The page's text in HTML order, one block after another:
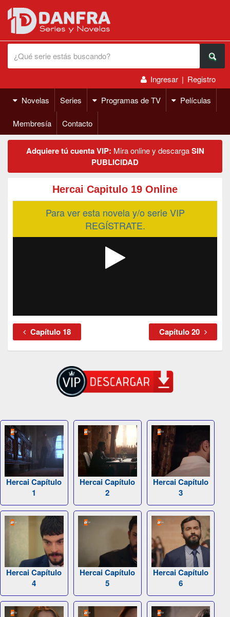
Ingresar | Registro
Novelas
Series Programas de TV Películas
Membresía Contacto
Adquiere tú cuenta VIP: Mira online y descargaSIN
PUBLICIDAD
Hercai Capitulo 19 Online
Para ver esta novela y/o serie VIP
REGÍSTRATE.
Capítulo 18 Capítulo 20
Hercai Capítulo
1
Hercai Capítulo
2
Hercai Capítulo
3
Hercai Capítulo
4
Hercai Capítulo
5
Hercai Capítulo
6